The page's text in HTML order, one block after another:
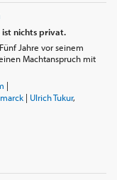
ist nichts privat.
Jahre vor seinem
Machtanspruch mit
|
| Ulrich Tukur,